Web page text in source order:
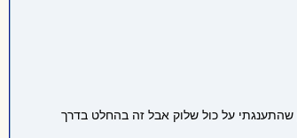
שהתענגתי על כול שלוק אבל זה בהחלט בדרך